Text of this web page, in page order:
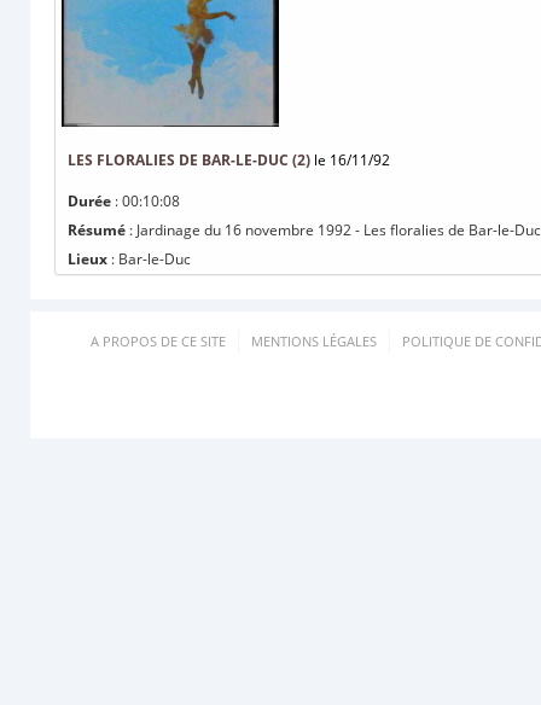
LES FLORALIES DE BAR-LE-DUC (2) le 16/11/92
Durée : 00:10:08
Résumé : Jardinage du 16 novembre 1992 - Les floralies de Bar-le-
Lieux : Bar-le-Duc
A PROPOS DE CE SITE MENTIONS LÉGALES POLITIQUE DE